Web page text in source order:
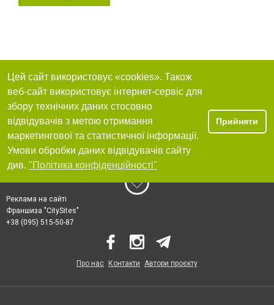
Цей сайт використовує «cookies». Також
веб-сайт використовує інтернет-сервіс для
збору технічних даних стосовно
відвідувачів з метою отримання
маркетингової та статистичної інформації.
Умови обробки даних відвідувачів сайту
див. "Політика конфіденційності"
Прийняти
Реклама на сайті
Франшиза "CitySites"
+38 (095) 515-50-87
Про нас Контакти Автори проєкту